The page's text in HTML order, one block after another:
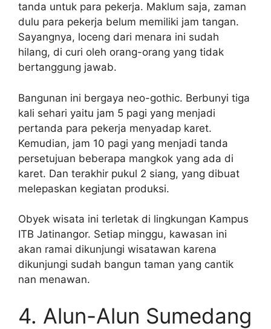
tanda untuk para pekerja. Maklum saja, zaman
dulu para pekerja belum memiliki jam tangan.
Sayangnya, loceng dari menara ini sudah
hilang, di curi oleh orang-orang yang tidak
bertanggung jawab.
Bangunan ini bergaya neo-gothic. Berbunyi tiga
kali sehari yaitu jam 5 pagi yang menjadi
pertanda para pekerja menyadap karet.
Kemudian, jam 10 pagi yang menjadi tanda
persetujuan beberapa mangkok yang ada di
karet. Dan terakhir pukul 2 siang, yang dibuat
melepaskan kegiatan produksi.
Obyek wisata ini terletak di lingkungan Kampus
ITB Jatinangor. Setiap minggu, kawasan ini
akan ramai dikunjungi wisatawan karena
dikunjungi sudah bangun taman yang cantik
nan menawan.
4. Alun-Alun Sumedang